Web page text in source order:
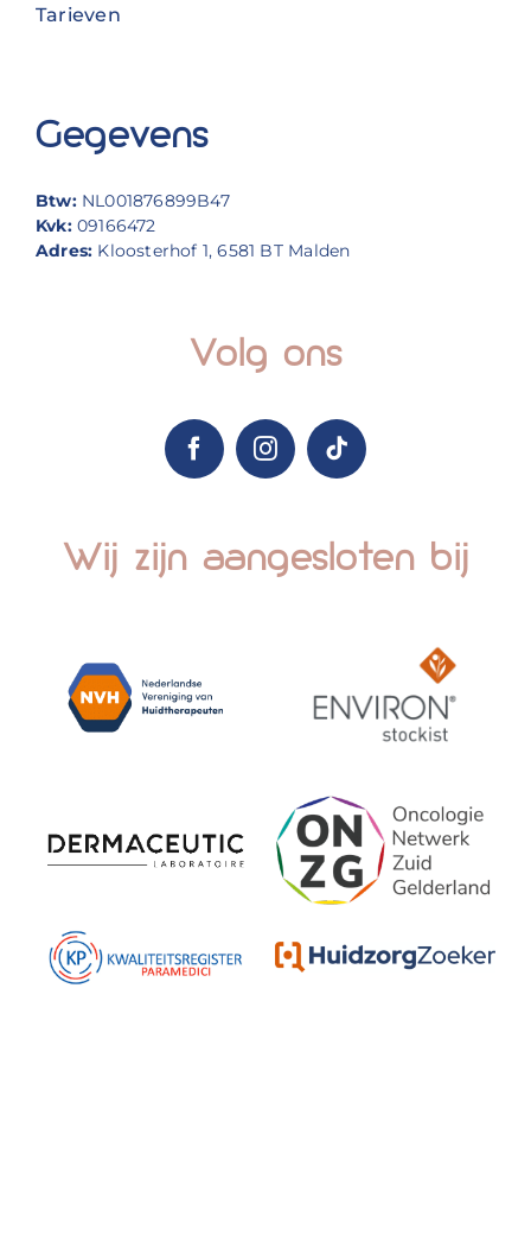
Tarieven
Gegevens
Btw: NL001876899B47
Kvk:09166472
Adres: Kloosterhof 1, 6581 BT Malden
Volg ons
Wij zijn aangesloten bij